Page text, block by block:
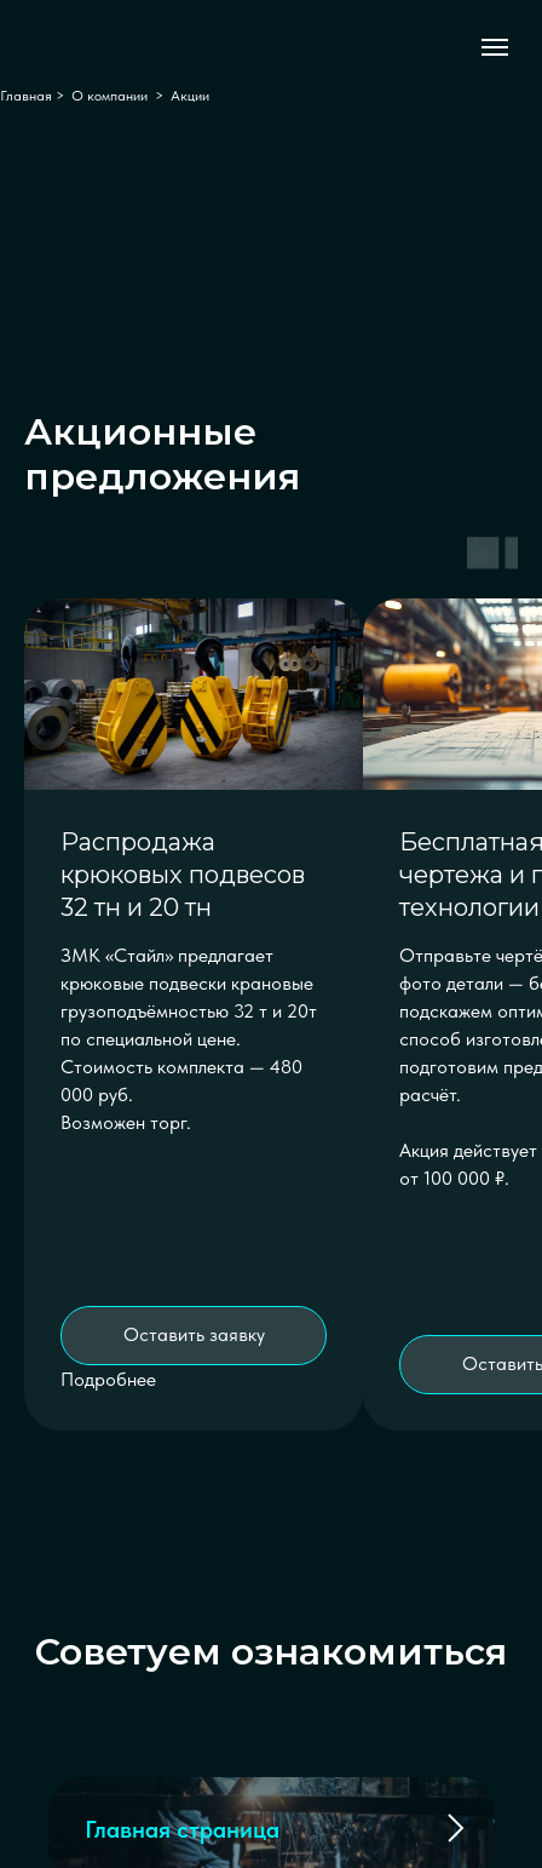
> Акции
>
О компании
Главная
Акционные
предложения
Распродажа
крюковых подвесов
32 тн и 20 тн
ЗМК «Стайл» предлагает
крюковые подвески крановые
грузоподъёмностью 32 т и 20т
по специальной цене.
Стоимость комплекта — 480
000 руб.
Возможен торг.
Оставить заявку
Подробнее
чертежа и
технологии
Отправьте
фото детали —
подскажем
способ
подготовим
расчёт.
Акция
от 100 000 ₽.
Советуем ознакомиться
Главная страница